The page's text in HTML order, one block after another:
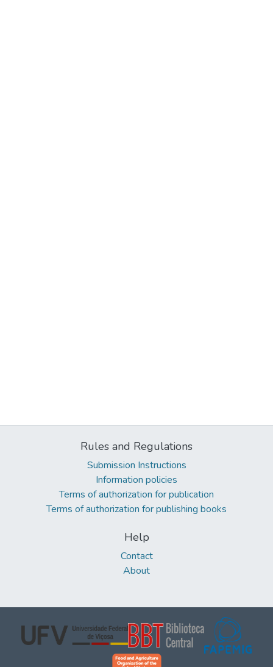
Rules and Regulations
Submission Instructions
Information policies
Terms of authorization for publication
Terms of authorization for publishing books
Help
Contact
About